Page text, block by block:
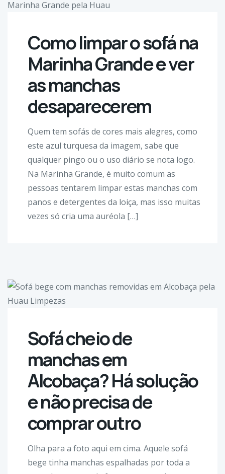
Como limpar o sofá na
Marinha Grande e ver
as manchas
desaparecerem
Quem tem sofás de cores mais alegres, como
este azul turquesa da imagem, sabe que
qualquer pingo ou o uso diário se nota logo.
Na Marinha Grande, é muito comum as
pessoas tentarem limpar estas manchas com
panos e detergentes da loiça, mas isso muitas
vezes só cria uma auréola […]
Sofá cheio de
manchas em
Alcobaça? Há solução
e não precisa de
comprar outro
Olha para a foto aqui em cima. Aquele sofá
bege tinha manchas espalhadas por toda a